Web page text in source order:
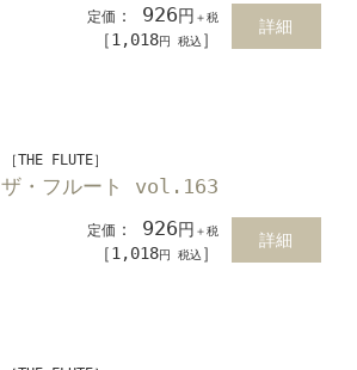
定価 ： 926円 ＋税
［1,018円 税込 ］
詳細
［THE FLUTE］
ザ・フルート vol.163
定価 ： 926円 ＋税
［1,018円 税込 ］
詳細